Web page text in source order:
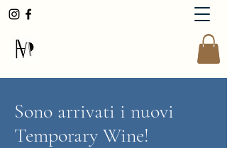
Sono arrivati i nuovi
Temporary Wine!